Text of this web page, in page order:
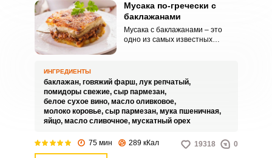
Мусака по-гречески с
баклажанами
Мусака с баклажанами – это
одно из самых известных
может.
ИНГРЕДИЕНТЫ
баклажан, говяжий фарш, лук репчатый,
помидоры свежие, сыр пармезан,
белое сухое вино, масло оливковое,
молоко коровье, сыр пармезан, мука пшеничная,
яйцо, масло сливочное, мускатный орех
75 мин 289 кКал 19318 0